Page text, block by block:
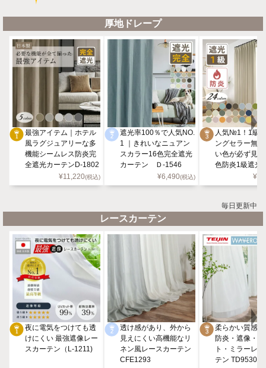
厚地ドレープ
最強アイテム｜ホテル
風ラグジュアリーな多
機能シームレス防炎完
全遮光カーテンD-1802
¥11,220(税込)
遮光率100％で人気NO.
1 ｜きれいなニュアン
スカラー16色完全遮光
カーテン Ｄ-1546
¥6,490(税込)
人気№1！1級
ングセラー無
い色が必ず見
色防炎1級遮光
¥
毎日更新中
レースカーテン
夜に電気をつけても透
けにくい 最強遮像レー
スカーテン（L-1211)
透け感があり、外から
見えにくい高機能なリ
ネン風レースカーテン
CFE1293
柔らかい質感
防炎・遮像・
ト・ミラーレ
テン TD9530